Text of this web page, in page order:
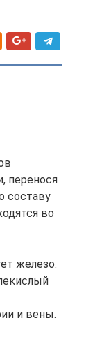
перенося
составу
во
железо.
и вены.